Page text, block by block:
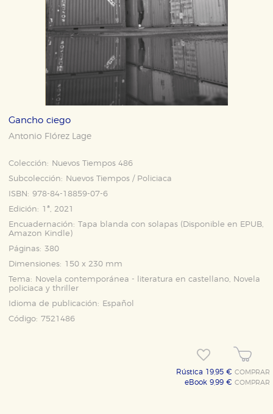
Gancho ciego
Antonio Flórez Lage
Colección:
Nuevos Tiempos 486
Subcolección:
Nuevos Tiempos / Policiaca
ISBN: 978-84-18859-07-6
Edición: 1ª, 2021
Encuadernación: Tapa blanda con solapas (Disponible en EPUB,
Amazon Kindle )
Páginas: 380
Dimensiones: 150 x 230 mm
Tema:
Novela contemporánea - literatura en castellano, Novela
policiaca y thriller
Idioma de publicación:
Español
Código: 7521486
Rústica 19,95 €COMPRAR
eBook 9,99 €COMPRAR